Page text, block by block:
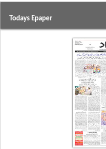
Todays Epaper